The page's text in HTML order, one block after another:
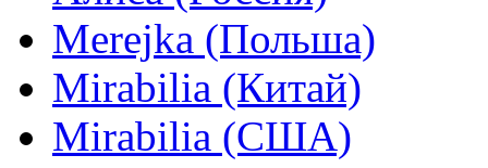
Merejka (Польша)
Mirabilia (Китай)
Mirabilia (США)